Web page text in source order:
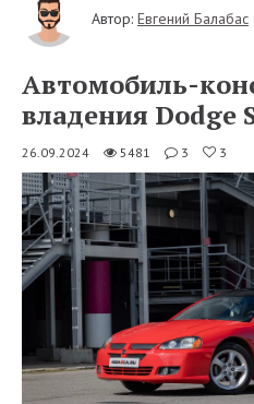
Автор: Евгений Балабас
Автомобиль-
владения Dodge
26.09.2024 5481 3 3